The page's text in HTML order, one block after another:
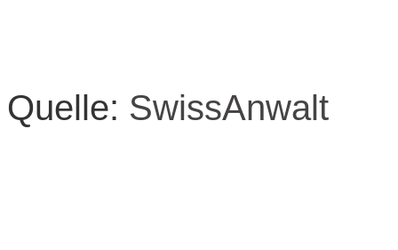
Quelle: SwissAnwalt